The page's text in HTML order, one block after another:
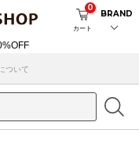
カート
0
BRAND
ついて